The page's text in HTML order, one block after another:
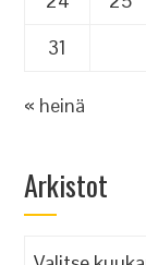
31
« heinä
Arkistot
Arkistot